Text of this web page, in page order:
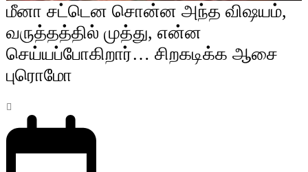
மீனா சட்டென சொன்ன அந்த விஷயம்,
வருத்தத்தில் முத்து, என்ன
செய்யப்போகிறார்… சிறகடிக்க ஆசை
புரொமோ